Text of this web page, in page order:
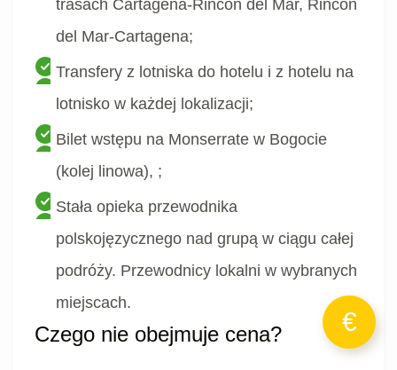
trasach Cartagena-Rincon del Mar, Rincon
del Mar-Cartagena;
Transfery z lotniska do hotelu i z hotelu na
lotnisko w każdej lokalizacji;
Bilet wstępu na Monserrate w Bogocie
(kolej linowa), ;
Stała opieka przewodnika
polskojęzycznego nad grupą w ciągu całej
podróży. Przewodnicy lokalni w wybranych
miejscach.
Czego nie obejmuje cena?